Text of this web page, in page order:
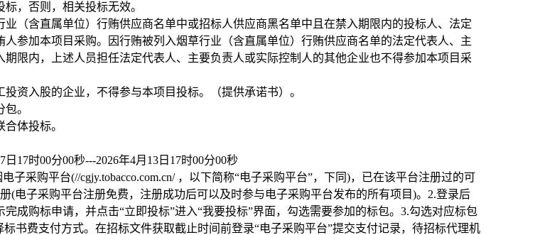
，否则，相关投标无效。
业（含直属单位）行贿供应商名单中或招标人供应商黑名单中且在禁入期限内的投标人、法定
人参加本项目采购。因行贿被列入烟草行业（含直属单位）行贿供应商名单的法定代表人、主
期限内，上述人员担任法定代表人、主要负责人或实际控制人的其他企业也不得参加本项目采
投资入股的企业，不得参与本项目投标。（提供承诺书）。
。
合体投标。
17时00分00秒---2026年4月13日17时00分00秒
子采购平台(//cgjy.tobacco.com.cn/ ，以下简称“电子采购平台”，下同)，已在该平台注册过的可
(电子采购平台注册免费，注册成功后可以及时参与电子采购平台发布的所有项目)。2.登录后
成购标申请，并点击“立即投标”进入“我要投标”界面，勾选需要参加的标包。3.勾选对应标包
标书费支付方式。在招标文件获取截止时间前登录“电子采购平台”提交支付记录，待招标代理机